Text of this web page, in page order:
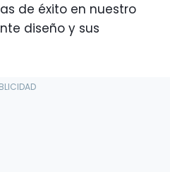
de éxito en nuestro
diseño y sus